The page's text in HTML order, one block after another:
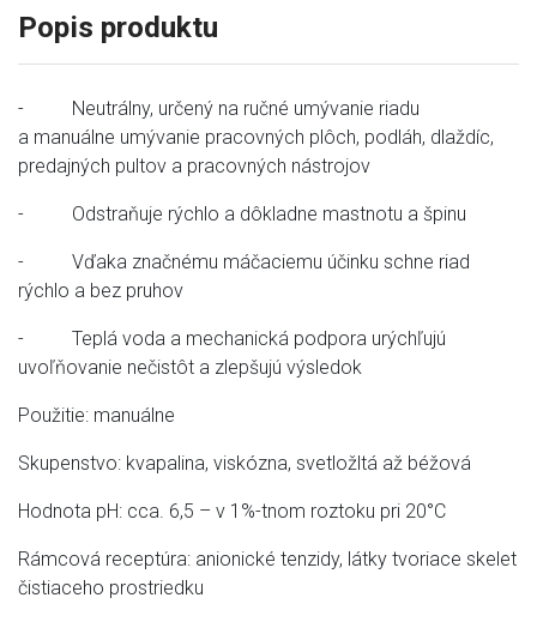
Popis produktu
- Neutrálny, určený na ručné umývanie riadu
a manuálne umývanie pracovných plôch, podláh, dlaždíc,
predajných pultov a pracovných nástrojov
- Odstraňuje rýchlo a dôkladne mastnotu a špinu
- Vďaka značnému máčaciemu účinku schne riad
rýchlo a bez pruhov
- Teplá voda a mechanická podpora urýchľujú
uvoľňovanie nečistôt a zlepšujú výsledok
Použitie: manuálne
Skupenstvo: kvapalina, viskózna, svetložltá až béžová
Hodnota pH: cca. 6,5 – v 1%-tnom roztoku pri 20°C
Rámcová receptúra: anionické tenzidy, látky tvoriace skelet
čistiaceho prostriedku